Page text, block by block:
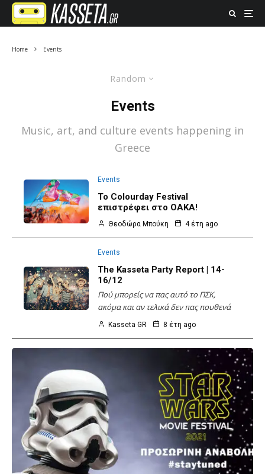
Home Events
Random
Events
Music, art, and culture events happening in
Greece
Events
Το Colourday Festival
επιστρέφει στο ΟΑΚΑ!
Θεοδώρα Μπούκη 4 έτη ago
Events
The Kasseta Party Report | 14-
16/12
Πού μπορείς να πας αυτό το ΠΣΚ,
ακόμα και αν τελικά δεν πας πουθενά
Kasseta GR 8 έτη ago